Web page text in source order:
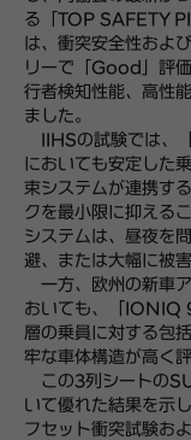
る「TOP SAFETY
は、衝突安全性およ
リーで「Good」評
行者検知性能、高性
ました。
IIHSの試験では、
においても安定した
束システムが連携す
クを最小限に抑える
システムは、昼夜を
避、または大幅に被
一方、欧州の新車
おいても、「IONIQ
層の乗員に対する包
牢な車体構造が高く
この3列シートの
いて優れた結果を示
フセット衝突試験お